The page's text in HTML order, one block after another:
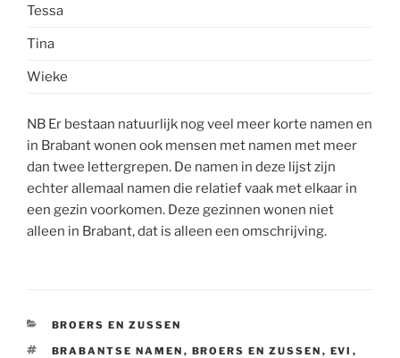
Tessa
Tina
Wieke
NB Er bestaan natuurlijk nog veel meer korte namen en
in Brabant wonen ook mensen met namen met meer
dan twee lettergrepen. De namen in deze lijst zijn
echter allemaal namen die relatief vaak met elkaar in
een gezin voorkomen. Deze gezinnen wonen niet
alleen in Brabant, dat is alleen een omschrijving.
CATEGORIEËN
BROERS EN ZUSSEN
TAGS
BRABANTSE NAMEN , BROERS EN ZUSSEN , EVI ,